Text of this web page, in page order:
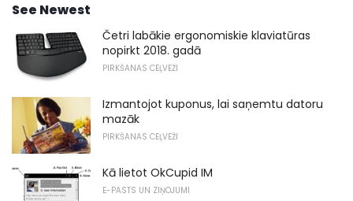
See Newest
Četri labākie ergonomiskie klaviatūras
nopirkt 2018. gadā
PIRKŠANAS CEĻVEŽI
Izmantojot kuponus, lai saņemtu datoru
mazāk
PIRKŠANAS CEĻVEŽI
Kā lietot OkCupid IM
E-PASTS UN ZIŅOJUMI